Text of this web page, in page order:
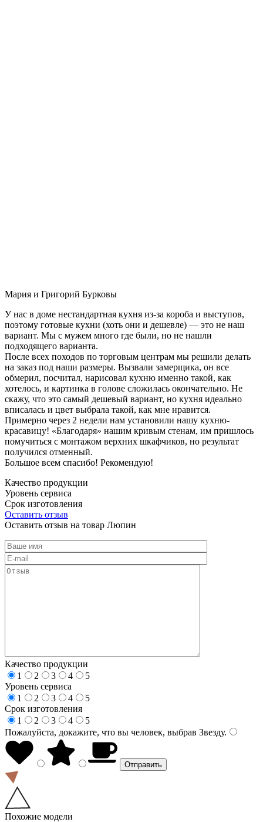
Мария и Григорий Бурковы
У нас в доме нестандартная кухня из-за короба и выступов,
поэтому готовые кухни (хоть они и дешевле) — это не наш
вариант. Мы с мужем много где были, но не нашли
подходящего варианта.
После всех походов по торговым центрам мы решили делать
на заказ под наши размеры. Вызвали замерщика, он все
обмерил, посчитал, нарисовал кухню именно такой, как
хотелось, и картинка в голове сложилась окончательно. Не
скажу, что это самый дешевый вариант, но кухня идеально
вписалась и цвет выбрала такой, как мне нравится.
Примерно через 2 недели нам установили нашу кухню-
красавицу! «Благодаря» нашим кривым стенам, им пришлось
помучиться с монтажом верхних шкафчиков, но результат
получился отменный.
Большое всем спасибо! Рекомендую!
Качество продукции
Уровень сервиса
Срок изготовления
Оставить отзыв
Оставить отзыв на товар Люпин
Качество продукции
1
2 3 4
5
Уровень сервиса
1
2 3 4
5
Срок изготовления
1
2 3 4
5
Пожалуйста, докажите, что вы человек, выбрав Звезду.
Похожие модели